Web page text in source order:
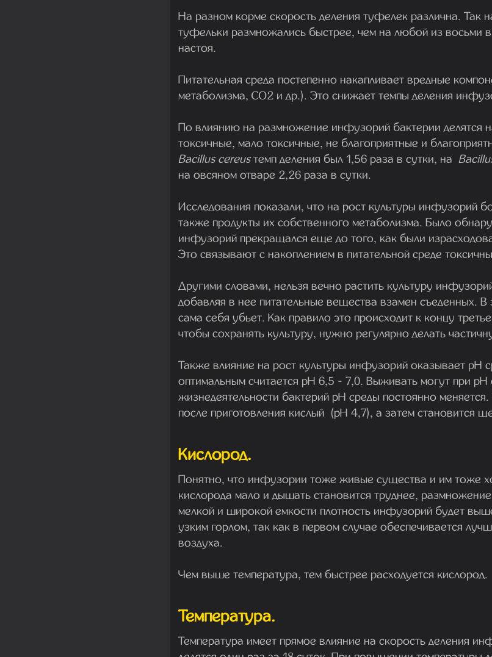
На разном корме скорость деления туфелек различна. Так
туфельки размножались быстрее, чем на любой из восьми
настоя.
Питательная среда постепенно накапливает вредные
метаболизма, CO2 и др.). Это снижает темпы деления
По влиянию на размножение инфузорий бактерии делятся
токсичные, мало токсичные, не благоприятные и
Bacillus cereusтемп деления был 1,56 раза в сутки, на
на овсяном отваре 2,26 раза в сутки.
Исследования показали, что на рост культуры инфузорий
также продукты их собственного метаболизма. Было
инфузорий прекращался еще до того, как были
Это связывают с накоплением в питательной среде
Другими словами, нельзя вечно растить культуру
добавляя в нее питательные вещества взамен съеденных. В
сама себя убьет. Как правило это происходит к концу
чтобы сохранять культуру, нужно регулярно делать
Также влияние на рост культуры инфузорий оказывает pH
оптимальным считается pH 6,5 - 7,0. Выживать могут при pH
жизнедеятельности бактерий pH среды постоянно
после приготовления кислый (pH 4,7), а затем становится
Кислород.
Понятно, что инфузории тоже живые существа и им тоже
кислорода мало и дышать становится труднее,
мелкой и широкой емкости плотность инфузорий будет
узким горлом, так как в первом случае обеспечивается
воздуха.
Чем выше температура, тем быстрее расходуется кислород.
Температура.
Температура имеет прямое влияние на скорость деления